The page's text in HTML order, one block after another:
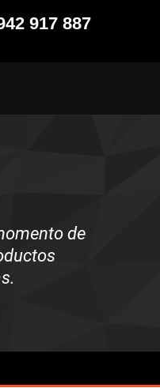
917 887
de